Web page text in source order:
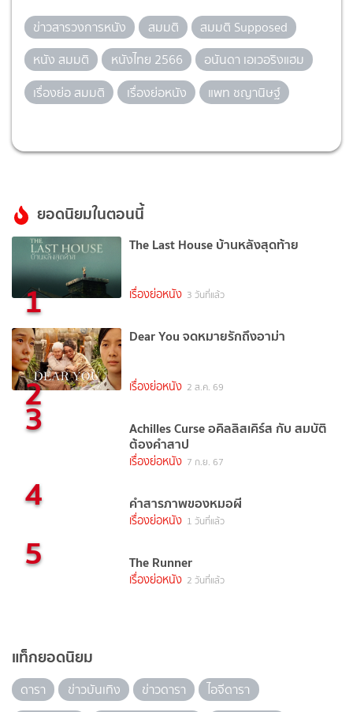
ข่าวสารวงการหนัง สมมติ
สมมติ Supposed
หนัง สมมติ
หนังไทย 2566
อนันดา เอเวอริงแฮม
เรื่องย่อ สมมติ
เรื่องย่อหนัง แพท ชญานิษฐ์
ยอดนิยมในตอนนี้
1
The Last House บ้านหลังสุดท้าย
เรื่องย่อหนัง 3 วันที่แล้ว
2
Dear You จดหมายรักถึงอาม่า
เรื่องย่อหนัง 2 ส.ค. 69
3 Achilles Curse อคิลลิสเคิร์ส กับ สมบัติ
ต้องคำสาป
เรื่องย่อหนัง 7 ก.ย. 67
4 คำสารภาพของหมอผี
เรื่องย่อหนัง 1 วันที่แล้ว
5 The Runner
เรื่องย่อหนัง 2 วันที่แล้ว
แท็กยอดนิยม
ดารา ข่าวบันเทิง ข่าวดารา
ไอจีดารา